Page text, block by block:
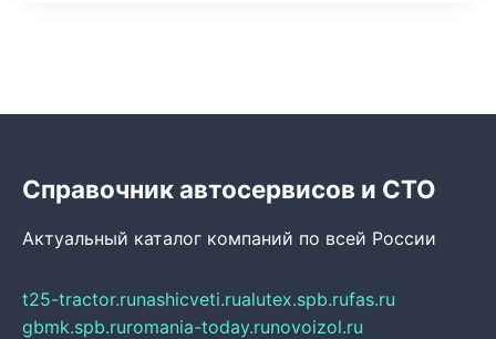
Справочник автосервисов и СТО
Актуальный каталог компаний по всей России
t25-tractor.runashicveti.rualutex.spb.rufas.ru
gbmk.spb.ruromania-today.runovoizol.ru